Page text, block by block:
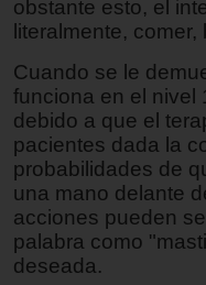
obstante esto, el
literalmente,
Cuando se le
funciona en el nivel
debido a que el
pacientes dada la
probabilidades de
una mano delante
acciones pueden
palabra como
deseada.